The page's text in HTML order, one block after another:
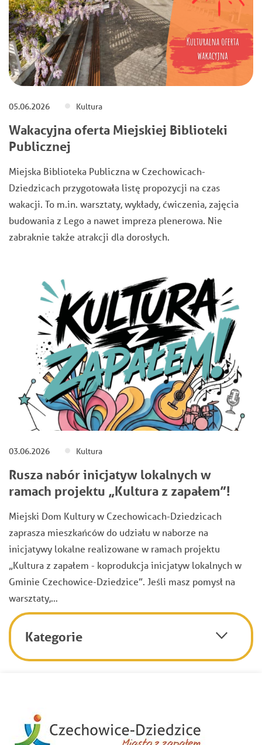
05.06.2026 Kultura
Wakacyjna oferta Miejskiej Biblioteki
Publicznej
Miejska Biblioteka Publiczna w Czechowicach-
Dziedzicach przygotowała listę propozycji na czas
wakacji. To m.in. warsztaty, wykłady, ćwiczenia, zajęcia
budowania z Lego a nawet impreza plenerowa. Nie
zabraknie także atrakcji dla dorosłych.
03.06.2026 Kultura
Rusza nabór inicjatyw lokalnych w
ramach projektu „Kultura z zapałem”!
Miejski Dom Kultury w Czechowicach-Dziedzicach
zaprasza mieszkańców do udziału w naborze na
inicjatywy lokalne realizowane w ramach projektu
„Kultura z zapałem - koprodukcja inicjatyw lokalnych w
Gminie Czechowice-Dziedzice”. Jeśli masz pomysł na
warsztaty,…
Kategorie